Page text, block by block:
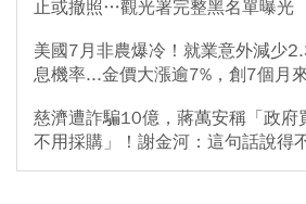
止或撤照…觀光署完整黑名單曝光
美國7月非農爆冷！就業意外減少
息機率...金價大漲逾7%，創7個月
慈濟遭詐騙10億，蔣萬安稱「政府
不用採購」！謝金河：這句話說得